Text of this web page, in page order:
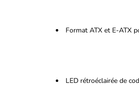
Format ATX et E-ATX
LED rétroéclairée de